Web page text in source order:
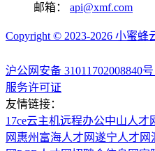
邮箱： api@xmf.com
Copyright © 2023-2026 小蜜蜂
沪公网安备 31011702008840号
服务许可证
友情链接：
17ce云主机远程办公中山人才
网 惠州富海人才网遂宁人才网